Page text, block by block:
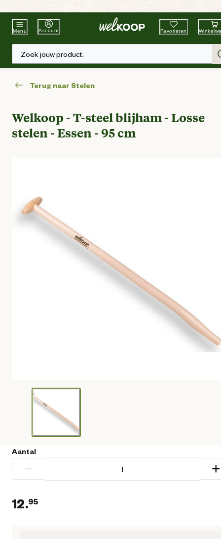
Beste WinkelketenTuin & Dier
Menu Account Favorieten
Zoek jouw product.
Terug naar Stelen
Welkoop - T-steel blijham - Losse
stelen - Essen - 95 cm
Aantal
− +
12.95